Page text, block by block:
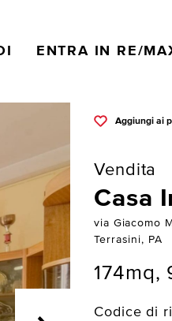
ENTRA IN RE/
Aggiungi ai
Vendita
Casa
via Giacomo
Terrasini, PA
174mq,
Codice di